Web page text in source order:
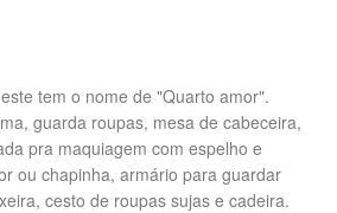
tem o nome de "Quarto amor".
guarda roupas, mesa de cabeceira,
pra maquiagem com espelho e
ou chapinha, armário para guardar
cesto de roupas sujas e cadeira.